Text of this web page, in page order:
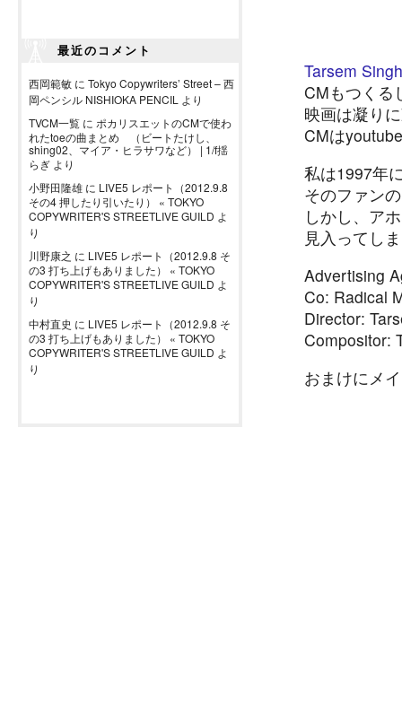
最近のコメント
西岡範敏 に Tokyo Copywriters’ Street – 西
岡ペンシル NISHIOKA PENCIL より
TVCM一覧 に ポカリスエットのCMで使わ
れたtoeの曲まとめ （ビートたけし、
shing02、マイア・ヒラサワなど） | 1/f揺
らぎ より
小野田隆雄 に LIVE5 レポート（2012.9.8
その4 押したり引いたり） « TOKYO
COPYWRITER'S STREETLIVE GUILD よ
り
川野康之 に LIVE5 レポート（2012.9.8 そ
の3 打ち上げもありました） « TOKYO
COPYWRITER'S STREETLIVE GUILD よ
り
中村直史 に LIVE5 レポート（2012.9.8 そ
の3 打ち上げもありました） « TOKYO
COPYWRITER'S STREETLIVE GUILD よ
り
Tarsem Singh
CMもつくる
映画は凝り
CMは
私は1997年
そのファン
しかし、ア
見入ってし
Advertising
Co: Radical
Director:
Compositor:
おまけにメ